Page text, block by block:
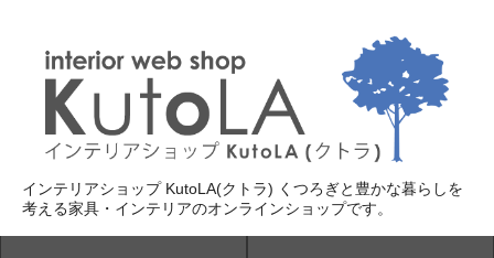
インテリアショップ KutoLA(クトラ) くつろぎと豊かな暮らしを
考える家具・インテリアのオンラインショップです。